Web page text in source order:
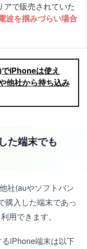
で販売されていた
波を掴みづらい場合
iPhoneは使え
他社から持ち込み
た端末でも
社(auやソフトバン
購入した端末であっ
用できます。
iPhone端末は以下